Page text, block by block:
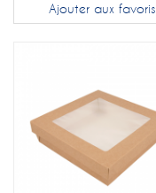
Ajouter aux favoris